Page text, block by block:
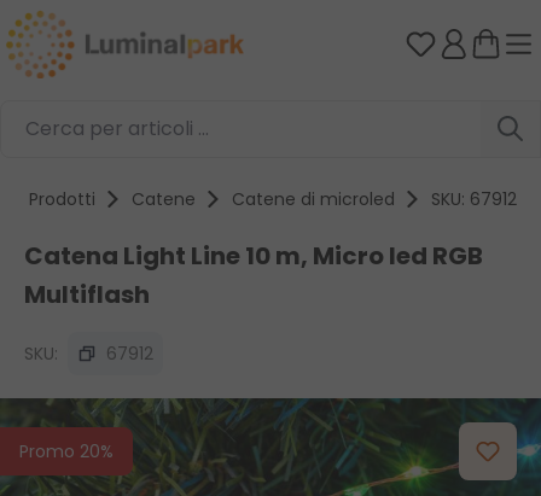
Passa al contenuto principale Hai 0
Prodotti Catene Catene di microled SKU: 67912
Catena Light Line 10 m, Micro led RGB
Multiflash
SKU: 67912
Promo 20%
Salta la galleria di immagini